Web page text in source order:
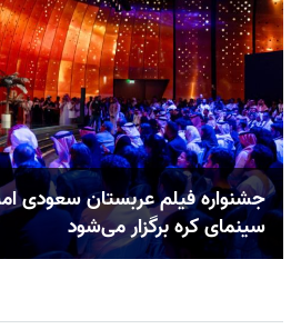
جشنواره فیلم عربستان سعودی
سینمای کره برگزار می‌شود